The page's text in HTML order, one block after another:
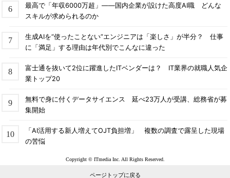
最高で「年収6000万超」――国内企業が設けた高度AI職 どんな
スキルが求められるのか
生成AIを“使ったことない”エンジニアは「楽しさ」が半分？ 仕事
に「満足」する理由は年代別でこんなに違った
富士通を抜いて2位に躍進したITベンダーは？ IT業界の就職人気企
業トップ20
無料で身に付くデータサイエンス 延べ23万人が受講、総務省が募
集開始
「AI活用する新人増えてOJT負担増」 複数の調査で露呈した現場
の苦悩
Copyright © ITmedia Inc. All Rights Reserved.
ページトップに戻る